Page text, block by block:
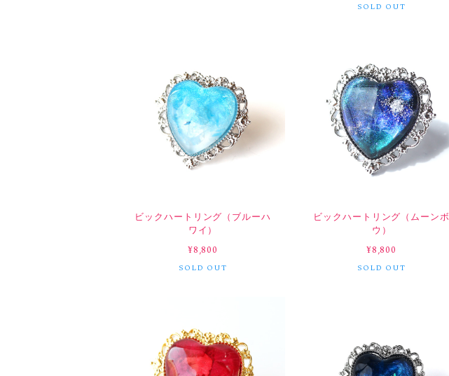
SOLD OUT
ビックハートリング（ブルーハ
ワイ）
¥8,800
SOLD OUT
ビックハートリング（ムーンボ
ウ）
¥8,800
SOLD OUT